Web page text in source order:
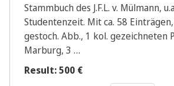
Stammbuch des J.F.L. v. Mülmann,
Studentenzeit. Mit ca. 58
gestoch. Abb., 1 kol. gezeichneten
Marburg, 3 …
Result: 500 €